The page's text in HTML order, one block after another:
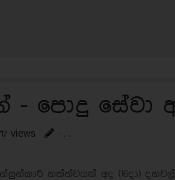
පොදු සේවා
views - . .
තත්ත්වයක් අද (16දා)